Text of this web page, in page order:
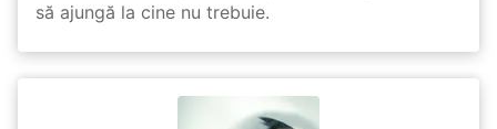
să ajungă la cine nu trebuie.